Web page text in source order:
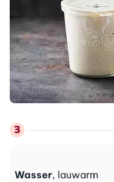
Wasser, lauwarm